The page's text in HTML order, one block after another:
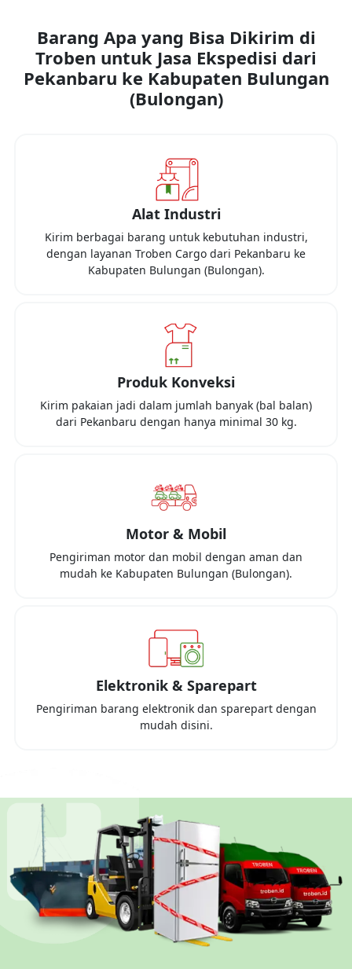
Barang Apa yang Bisa Dikirim di
Troben untuk Jasa Ekspedisi dari
Pekanbaru ke Kabupaten Bulungan
(Bulongan)
Alat Industri
Kirim berbagai barang untuk kebutuhan industri,
dengan layanan Troben Cargo dari Pekanbaru ke
Kabupaten Bulungan (Bulongan).
Produk Konveksi
Kirim pakaian jadi dalam jumlah banyak (bal balan)
dari Pekanbaru dengan hanya minimal 30 kg.
Motor & Mobil
Pengiriman motor dan mobil dengan aman dan
mudah ke Kabupaten Bulungan (Bulongan).
Elektronik & Sparepart
Pengiriman barang elektronik dan sparepart dengan
mudah disini.